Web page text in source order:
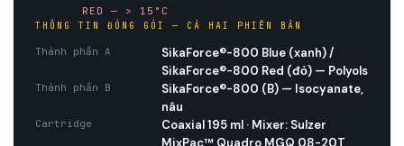
RED — > 15°C
THÔNG TIN ĐÓNG GÓI — CẢ HAI PHIÊN BẢN
Thành phần A
SikaForce®-800 Blue (xanh) /
SikaForce®-800 Red (đỏ) — Polyols
Thành phần B
SikaForce®-800 (B) — Isocyanate,
nâu
Cartridge
Coaxial 195 ml · Mixer: Sulzer
MixPac™ Quadro MGQ 08-20T